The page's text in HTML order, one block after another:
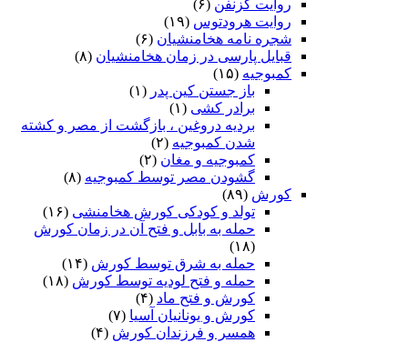
روایت گزنفن (۶)
روایت هرودتوس (۱۹)
شجره نامه هخامنشیان (۶)
قبایل پارسی در زمان هخامنشیان (۸)
کمبوجیه (۱۵)
باز جستن کین پدر (۱)
برادر کشی (۱)
بردیه دروغین ، بازگشت از مصر و کشته
شدن کمبوجیه (۲)
کمبوجیه و مغان (۲)
گشودن مصر توسط کمبوجیه (۸)
کورش (۸۹)
تولد و کودکی کورش هخامنشی (۱۶)
حمله به بابل و فتح آن در زمان کورش
(۱۸)
حمله به شرق توسط کورش (۱۴)
حمله و فتح لودیه توسط کورش (۱۸)
کورش و فتح ماد (۴)
کورش و یونانیان آسیا (۷)
همسر و فرزندان کورش (۴)